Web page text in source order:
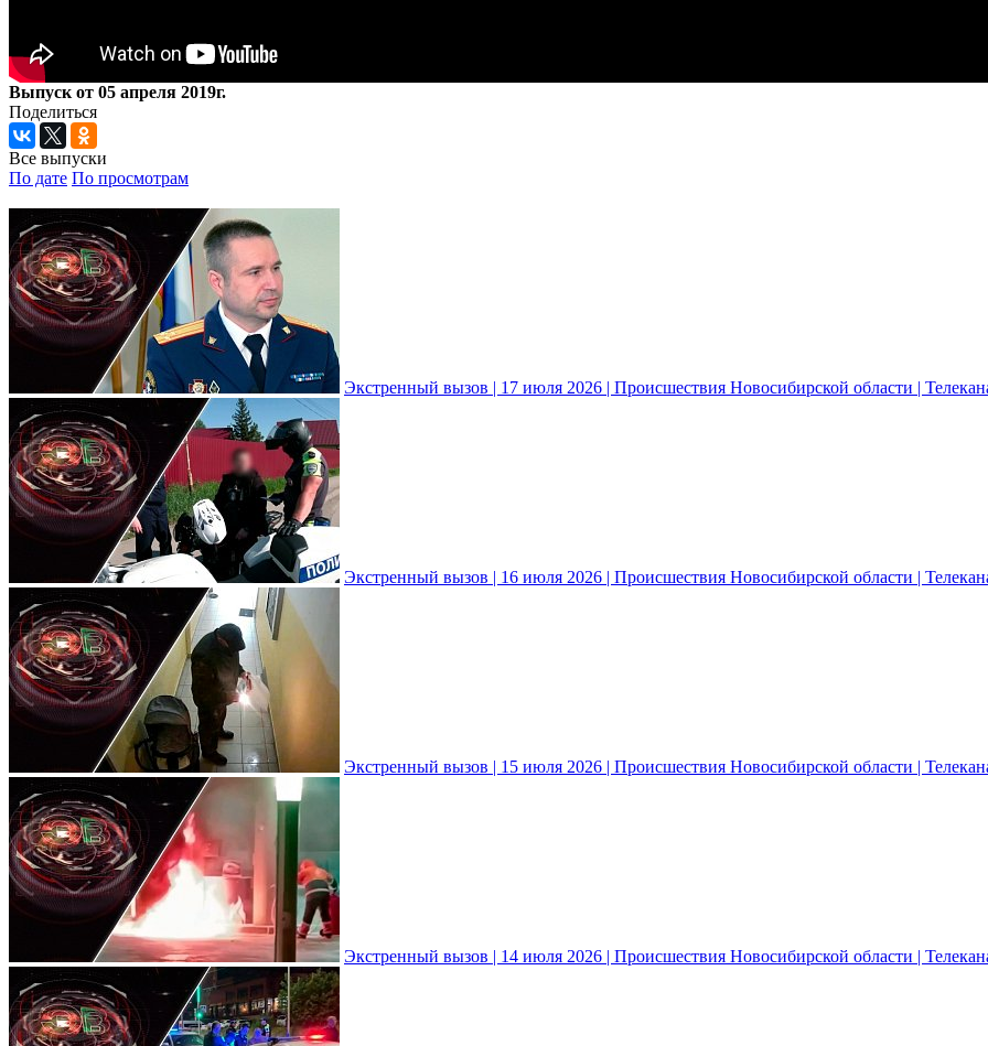
Выпуск от 05 апреля 2019г.
Поделиться
Все выпуски
По дате По просмотрам
Экстренный вызов | 17 июля 2026 | Происшествия Новосибирской области |
Экстренный вызов | 16 июля 2026 | Происшествия Новосибирской области |
Экстренный вызов | 15 июля 2026 | Происшествия Новосибирской области |
Экстренный вызов | 14 июля 2026 | Происшествия Новосибирской области |